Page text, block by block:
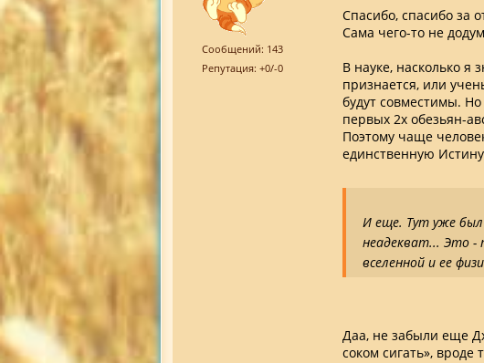
Сообщений: 143
Репутация: +0/-0
Спасибо, спасибо за
Сама чего-то не
В науке, насколько
признается, или
будут совместимы.
первых 2х обезьян-
Поэтому чаще
единственную
И еще. Тут уже
неадекват... Это -
вселенной и ее
Даа, не забыли еще
соком сигать»,